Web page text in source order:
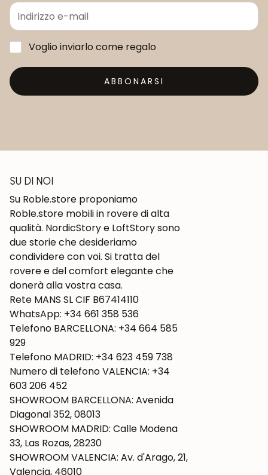
Voglio inviarlo come regalo
ABBONARSI
SU DI NOI
Su Roble.store proponiamo
Roble.store mobili in rovere di alta
qualità. NordicStory e LoftStory sono
due storie che desideriamo
condividere con voi. Si tratta del
rovere e del comfort elegante che
donerà alla vostra casa.
Rete MANS SL CIF B67414110
WhatsApp: +34 661 358 536
Telefono BARCELLONA: +34 664 585
929
Telefono MADRID: +34 623 459 738
Numero di telefono VALENCIA: +34
603 206 452
SHOWROOM BARCELLONA: Avenida
Diagonal 352, 08013
SHOWROOM MADRID: Calle Modena
33, Las Rozas, 28230
SHOWROOM VALENCIA: Av. d'Arago, 21,
Valencia, 46010